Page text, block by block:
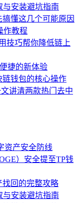
与安装避坑指南
懂这几个可能原因
作教程
技巧帮你降低链上
捷的新体验
钱包的核心操作
讲清两款热门去中
资产安全防线
）安全提至TP钱
找回的完整攻略
与安装避坑指南